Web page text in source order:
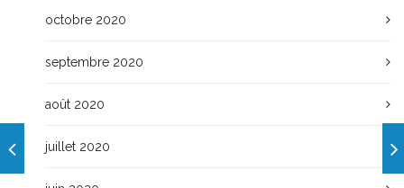
octobre 2020
septembre 2020
août 2020
juillet 2020